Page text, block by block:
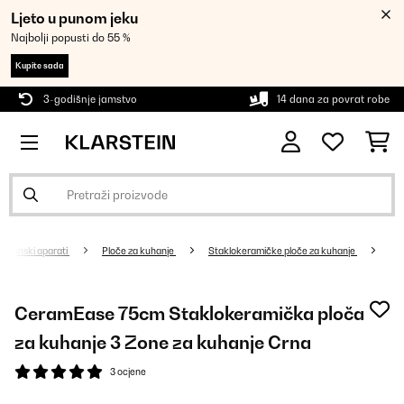
Ljeto u punom jeku
Najbolji popusti do 55 %
Kupite sada
3-godišnje jamstvo 14 dana za povrat robe
aparati Ploče za kuhanje Staklokeramičke ploče za kuhanje
CeramEase 75cm Staklokeramička ploča
za kuhanje 3 Zone za kuhanje Crna
3 ocjene